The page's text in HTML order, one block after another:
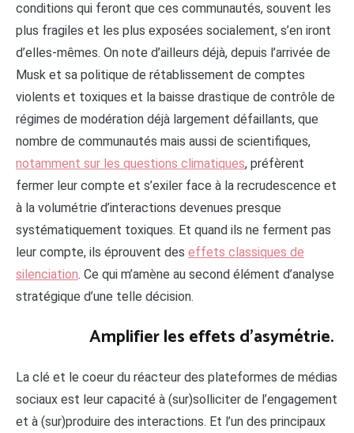
conditions qui feront que ces communautés, souvent les
plus fragiles et les plus exposées socialement, s’en iront
d’elles-mêmes. On note d’ailleurs déjà, depuis l’arrivée de
Musk et sa politique de rétablissement de comptes
violents et toxiques et la baisse drastique de contrôle de
régimes de modération déjà largement défaillants, que
nombre de communautés mais aussi de scientifiques,
notamment sur les questions climatiques, préfèrent
fermer leur compte et s’exiler face à la recrudescence et
à la volumétrie d’interactions devenues presque
systématiquement toxiques. Et quand ils ne ferment pas
leur compte, ils éprouvent des effets classiques de
silenciation. Ce qui m’amène au second élément d’analyse
stratégique d’une telle décision.
Amplifier les effets d’asymétrie.
La clé et le coeur du réacteur des plateformes de médias
sociaux est leur capacité à (sur)solliciter de l’engagement
et à (sur)produire des interactions. Et l’un des principaux